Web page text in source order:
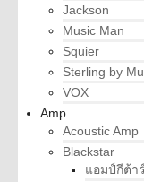
Jackson
Music Man
Squier
Sterling by
VOX
Amp
Acoustic Amp
Blackstar
แอมป์กีต้า